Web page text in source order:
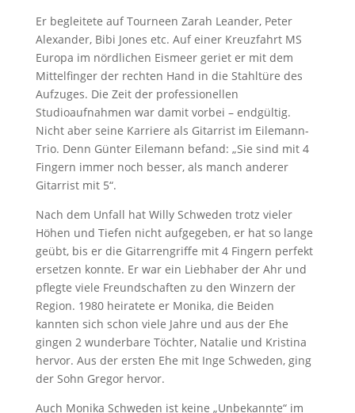
Er begleitete auf Tourneen Zarah Leander, Peter
Alexander, Bibi Jones etc. Auf einer Kreuzfahrt MS
Europa im nördlichen Eismeer geriet er mit dem
Mittelfinger der rechten Hand in die Stahltüre des
Aufzuges. Die Zeit der professionellen
Studioaufnahmen war damit vorbei – endgültig.
Nicht aber seine Karriere als Gitarrist im Eilemann-
Trio. Denn Günter Eilemann befand: „Sie sind mit 4
Fingern immer noch besser, als manch anderer
Gitarrist mit 5“.
Nach dem Unfall hat Willy Schweden trotz vieler
Höhen und Tiefen nicht aufgegeben, er hat so lange
geübt, bis er die Gitarrengriffe mit 4 Fingern perfekt
ersetzen konnte. Er war ein Liebhaber der Ahr und
pflegte viele Freundschaften zu den Winzern der
Region. 1980 heiratete er Monika, die Beiden
kannten sich schon viele Jahre und aus der Ehe
gingen 2 wunderbare Töchter, Natalie und Kristina
hervor. Aus der ersten Ehe mit Inge Schweden, ging
der Sohn Gregor hervor.
Auch Monika Schweden ist keine „Unbekannte“ im